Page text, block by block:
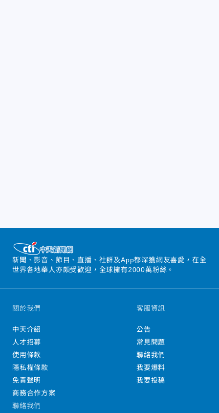
新聞、影音、節目、直播、社群及App都深獲網友喜愛，在全
世界各地華人亦頗受歡迎，全球擁有2000萬粉絲。
關於我們
中天介紹
人才招募
使用條款
隱私權條款
免責聲明
商務合作方案
客服資訊
公告
常見問題
聯絡我們
我要爆料
我要投稿
聯絡我們